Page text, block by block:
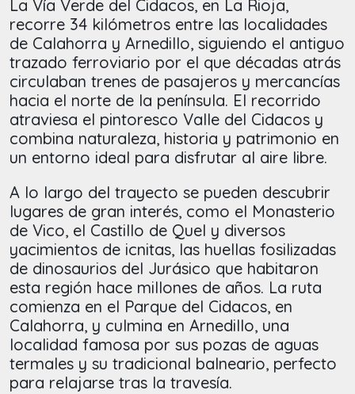
La Vía Verde del Cidacos, en La Rioja,
recorre 34 kilómetros entre las localidades
de Calahorra y Arnedillo, siguiendo el antiguo
trazado ferroviario por el que décadas atrás
circulaban trenes de pasajeros y mercancías
hacia el norte de la península. El recorrido
atraviesa el pintoresco Valle del Cidacos y
combina naturaleza, historia y patrimonio en
un entorno ideal para disfrutar al aire libre.
A lo largo del trayecto se pueden descubrir
lugares de gran interés, como el Monasterio
de Vico, el Castillo de Quel y diversos
yacimientos de icnitas, las huellas fosilizadas
de dinosaurios del Jurásico que habitaron
esta región hace millones de años. La ruta
comienza en el Parque del Cidacos, en
Calahorra, y culmina en Arnedillo, una
localidad famosa por sus pozas de aguas
termales y su tradicional balneario, perfecto
para relajarse tras la travesía.